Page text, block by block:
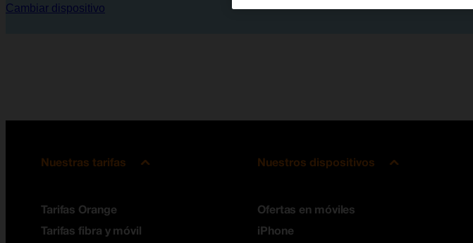
Cambiar dispositivo
Nuestras tarifas
Tarifas Orange
Tarifas fibra y móvil
Nuestros dispositivos
Ofertas en móviles
iPhone